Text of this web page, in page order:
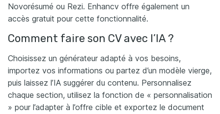
Novorésumé ou Rezi. Enhancv offre également un
accès gratuit pour cette fonctionnalité.
Comment faire son CV avec l’IA ?
Choisissez un générateur adapté à vos besoins,
importez vos informations ou partez d’un modèle vierge,
puis laissez l’IA suggérer du contenu. Personnalisez
chaque section, utilisez la fonction de « personnalisation
» pour l’adapter à l’offre cible et exportez le document